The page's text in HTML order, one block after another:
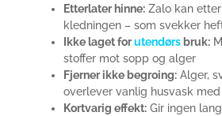
Etterlater hinne: Zalo kan
kledningen – som svekker
Ikke laget forutendørs bruk:
stoffer mot sopp og alger
Fjerner ikke begroing: Alger,
overlever vanlig husvask
Kortvarig effekt: Gir ingen